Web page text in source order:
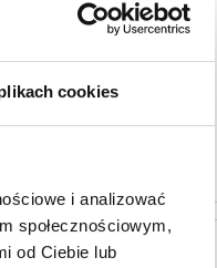
cookies
i analizować
społecznościowym,
od Ciebie lub